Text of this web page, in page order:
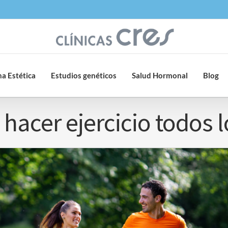
Estética Estudios genéticos Salud Hormonal Blog
ejercicio todos